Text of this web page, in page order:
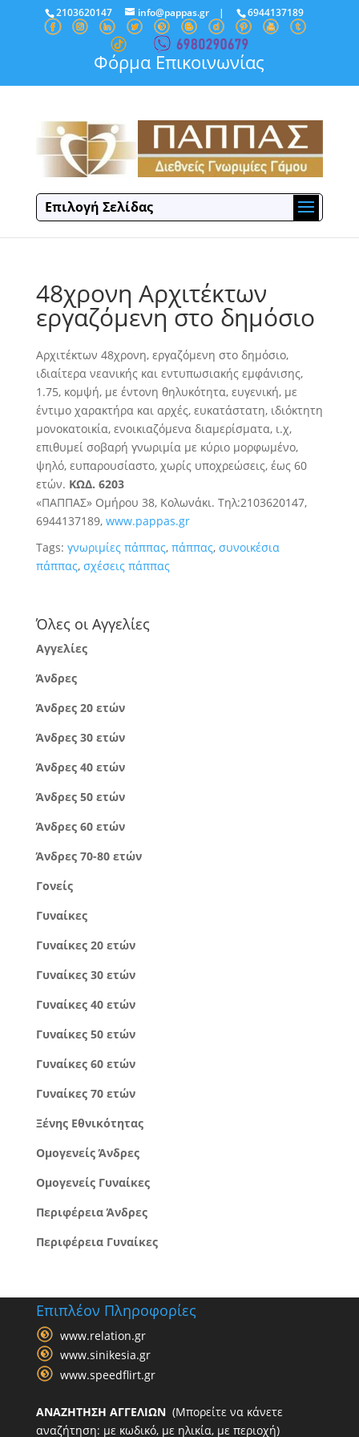
2103620147 info@pappas.gr| 6944137189
Φόρμα Επικοινωνίας
Επιλογή Σελίδας
48χρονη Αρχιτέκτων
εργαζόμενη στο δημόσιο
Αρχιτέκτων 48χρονη, εργαζόμενη στο δημόσιο,
ιδιαίτερα νεανικής και εντυπωσιακής εμφάνισης,
1.75, κομψή, με έντονη θηλυκότητα, ευγενική, με
έντιμο χαρακτήρα και αρχές, ευκατάστατη, ιδιόκτητη
μονοκατοικία, ενοικιαζόμενα διαμερίσματα, ι.χ,
επιθυμεί σοβαρή γνωριμία με κύριο μορφωμένο,
ψηλό, ευπαρουσίαστο, χωρίς υποχρεώσεις, έως 60
ετών. ΚΩΔ. 6203
«ΠΑΠΠΑΣ» Ομήρου 38, Κολωνάκι. Τηλ:2103620147,
6944137189, www.pappas.gr
Tags: γνωριμίες πάππας, πάππας, συνοικέσια
πάππας, σχέσεις πάππας
Όλες οι Αγγελίες
Αγγελίες
Άνδρες
Άνδρες 20 ετών
Άνδρες 30 ετών
Άνδρες 40 ετών
Άνδρες 50 ετών
Άνδρες 60 ετών
Άνδρες 70-80 ετών
Γονείς
Γυναίκες
Γυναίκες 20 ετών
Γυναίκες 30 ετών
Γυναίκες 40 ετών
Γυναίκες 50 ετών
Γυναίκες 60 ετών
Γυναίκες 70 ετών
Ξένης Εθνικότητας
Ομογενείς Άνδρες
Ομογενείς Γυναίκες
Περιφέρεια Άνδρες
Περιφέρεια Γυναίκες
Επιπλέον Πληροφορίες
www.relation.gr
www.sinikesia.gr
www.speedflirt.gr
ΑΝΑΖΗΤΗΣΗ ΑΓΓΕΛΙΩΝ(Μπορείτε να κάνετε
αναζήτηση: με κωδικό, με ηλικία, με περιοχή)